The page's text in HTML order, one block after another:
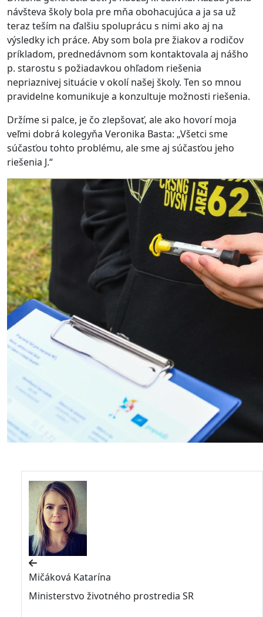
návšteva školy bola pre mňa obohacujúca a ja sa už
teraz teším na ďalšiu spoluprácu s nimi ako aj na
výsledky ich práce. Aby som bola pre žiakov a rodičov
príkladom, prednedávnom som kontaktovala aj nášho
p. starostu s požiadavkou ohľadom riešenia
nepriaznivej situácie v okolí našej školy. Ten so mnou
pravidelne komunikuje a konzultuje možnosti riešenia.
Držíme si palce, je čo zlepšovať, ale ako hovorí moja
veľmi dobrá kolegyňa Veronika Basta: „Všetci sme
súčasťou tohto problému, ale sme aj súčasťou jeho
riešenia J.“
Mičáková Katarína
Ministerstvo životného prostredia SR